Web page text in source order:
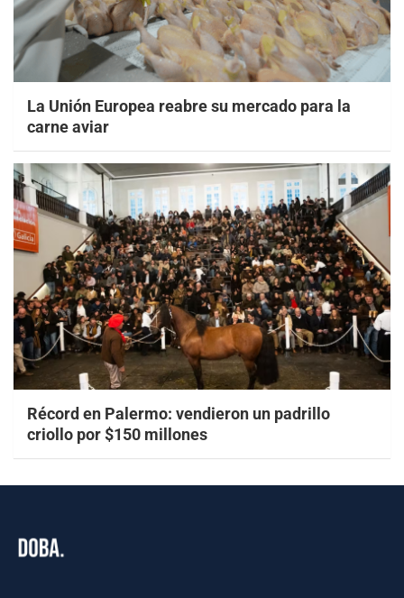
La Unión Europea reabre su mercado para la
carne aviar
Récord en Palermo: vendieron un padrillo
criollo por $150 millones